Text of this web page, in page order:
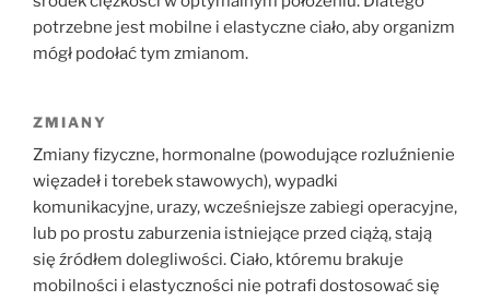
potrzebne jest mobilne i elastyczne ciało, aby organizm
mógł podołać tym zmianom.
ZMIANY
Zmiany fizyczne, hormonalne (powodujące rozluźnienie
więzadeł i torebek stawowych), wypadki
komunikacyjne, urazy, wcześniejsze zabiegi operacyjne,
lub po prostu zaburzenia istniejące przed ciążą, stają
się źródłem dolegliwości. Ciało, któremu brakuje
mobilności i elastyczności nie potrafi dostosować się